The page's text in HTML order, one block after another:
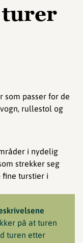
turer
som passer for de
rullestol og
i nydelig
strekker seg
fine turstier i
på at turen
turen etter